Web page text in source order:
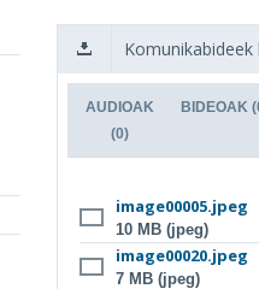
AUDIOAK
(0)
BIDEOAK
image00005.jpeg
10 MB (jpeg)
image00020.jpeg
7 MB (jpeg)